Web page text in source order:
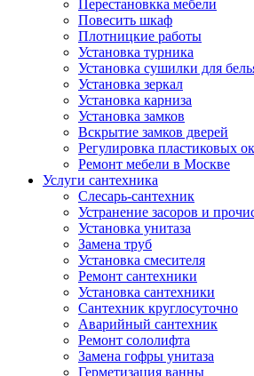
Перестановкка мебели
Повесить шкаф
Плотницкие работы
Установка турника
Установка сушилки для
Установка зеркал
Установка карниза
Установка замков
Вскрытие замков дверей
Регулировка пластиковых
Ремонт мебели в Москве
Услуги сантехника
Слесарь-сантехник
Устранение засоров и
Установка унитаза
Замена труб
Установка смесителя
Ремонт сантехники
Установка сантехники
Сантехник круглосуточно
Аварийный сантехник
Ремонт сололифта
Замена гофры унитаза
Герметизация ванны